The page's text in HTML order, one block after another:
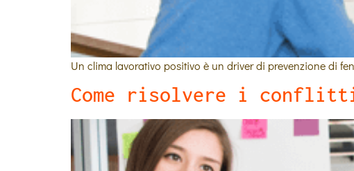
Un clima lavorativo positivo è un driver di prevenzione di
Come risolvere i